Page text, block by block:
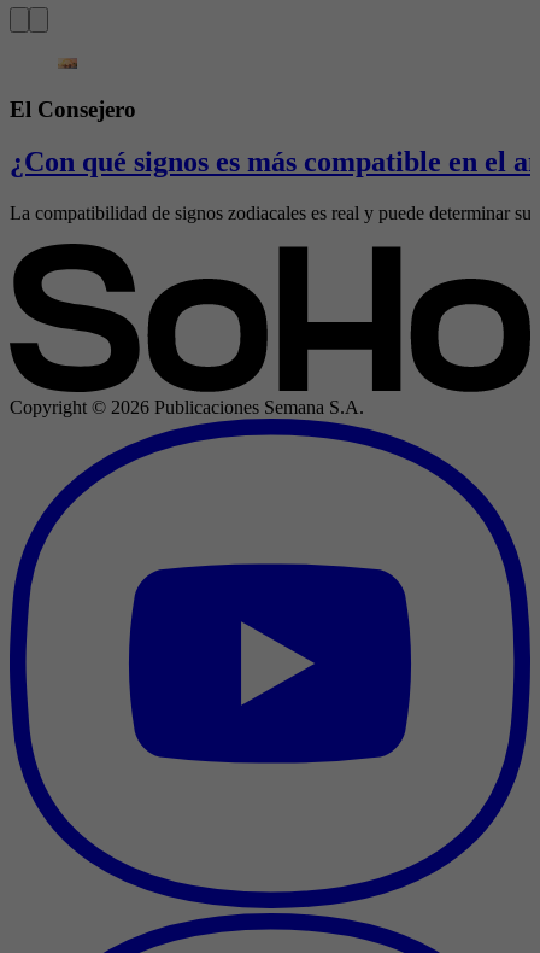
El Consejero
¿Con qué signos es más compatible en el
La compatibilidad de signos zodiacales es real y puede determinar
Copyright © 2026 Publicaciones Semana S.A.